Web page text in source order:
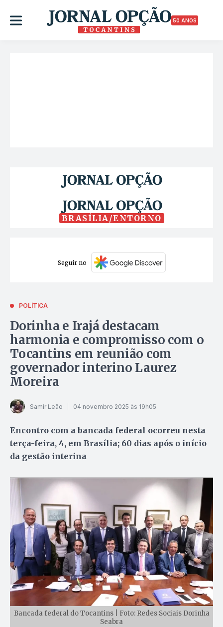
50 ANOS
BRASÍLIA/ENTORNO
Seguir no
POLÍTICA
Dorinha e Irajá destacam
harmonia e compromisso com o
Tocantins em reunião com
governador interino Laurez
Moreira
Samir Leão 04 novembro 2025 às 19h05
Encontro com a bancada federal ocorreu nesta
terça-feira, 4, em Brasília; 60 dias após o início
da gestão interina
Bancada federal do Tocantins | Foto: Redes Sociais Dorinha
Seabra